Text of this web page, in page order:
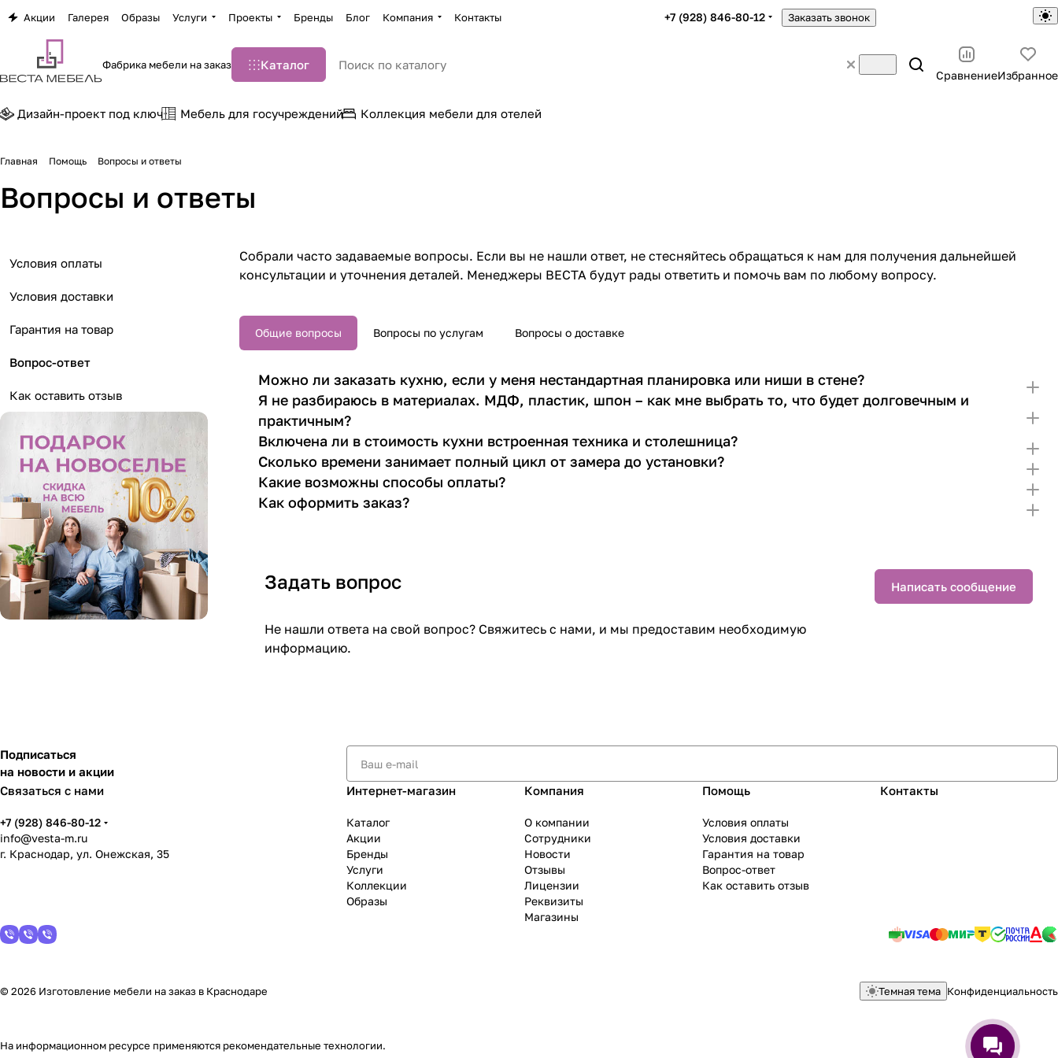
Акции Галерея Образы Услуги Проекты Бренды Блог Компания Контакты +7 (928) 846-80-12 Заказать звонок
Фабрика мебели на заказ Каталог
СравнениеИзбранное
Дизайн-проект под ключ Мебель для госучреждений Коллекция мебели для отелей
Главная Помощь Вопросы и ответы
Вопросы и ответы
Собрали часто задаваемые вопросы. Если вы не нашли ответ, не стесняйтесь обращаться к нам для получения дальнейшей
консультации и уточнения деталей. Менеджеры ВЕСТА будут рады ответить и помочь вам по любому вопросу.
Общие вопросы Вопросы по услугам Вопросы о доставке
Можно ли заказать кухню, если у меня нестандартная планировка или ниши в стене?
Я не разбираюсь в материалах. МДФ, пластик, шпон – как мне выбрать то, что будет долговечным и
практичным?
Включена ли в стоимость кухни встроенная техника и столешница?
Сколько времени занимает полный цикл от замера до установки?
Какие возможны способы оплаты?
Как оформить заказ?
Задать вопрос
Не нашли ответа на свой вопрос? Свяжитесь с нами, и мы предоставим необходимую
информацию.
Написать сообщение
Условия оплаты
Условия доставки
Гарантия на товар
Вопрос-ответ
Как оставить отзыв
Подписаться
на новости и акции
Связаться с нами
+7 (928) 846-80-12
info@vesta-m.ru
г. Краснодар, ул. Онежская, 35
Интернет-магазин
Каталог
Акции
Бренды
Услуги
Коллекции
Образы
Компания
О компании
Сотрудники
Новости
Отзывы
Лицензии
Реквизиты
Магазины
Помощь
Условия оплаты
Условия доставки
Гарантия на товар
Вопрос-ответ
Как оставить отзыв
Контакты
© 2026 Изготовление мебели на заказ в Краснодаре Темная тема Конфиденциальность
На информационном ресурсе применяются рекомендательные технологии.